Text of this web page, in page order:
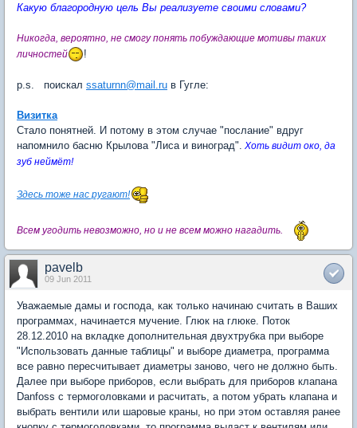
Какую благородную цель Вы реализуете своими словами?
Никогда, вероятно, не смогу понять побуждающие мотивы таких
личностей
!
p.s. поискал ssaturnn@mail.ru в Гугле:
Визитка
Стало понятней. И потому в этом случае "послание" вдруг
напомнило басню Крылова "Лиса и виноград". Хоть видит око, да
зуб неймёт!
Здесь тоже нас ругают!
Всем угодить невозможно, но и не всем можно нагадить.
pavelb
09 Jun 2011
Уважаемые дамы и господа, как только начинаю считать в Ваших
программах, начинается мучение. Глюк на глюке. Поток
28.12.2010 на вкладке дополнительная двухтрубка при выборе
"Использовать данные таблицы" и выборе диаметра, программа
все равно пересчитывает диаметры заново, чего не должно быть.
Далее при выборе приборов, если выбрать для приборов клапана
Danfoss с термоголовками и расчитать, а потом убрать клапана и
выбрать вентили или шаровые краны, но при этом оставляя ранее